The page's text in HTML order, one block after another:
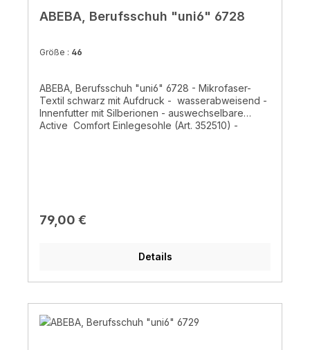
ABEBA, Berufsschuh "uni6" 6728
Größe : 46
ABEBA, Berufsschuh "uni6" 6728 - Mikrofaser-
Textil schwarz mit Aufdruck - wasserabweisend -
Innenfutter mit Silberionen - auswechselbare
Active Comfort Einlegesohle (Art. 352510) -
Regulärer Preis:
79,00 €
Details